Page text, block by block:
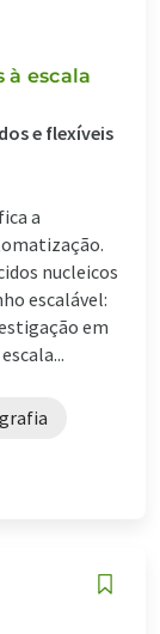
escala
e flexíveis
a
nucleicos
escalável:
em